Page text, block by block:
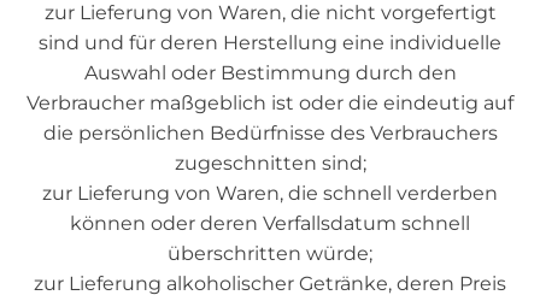
zur Lieferung von Waren, die nicht vorgefertigt
sind und für deren Herstellung eine individuelle
Auswahl oder Bestimmung durch den
Verbraucher maßgeblich ist oder die eindeutig auf
die persönlichen Bedürfnisse des Verbrauchers
zugeschnitten sind;
zur Lieferung von Waren, die schnell verderben
können oder deren Verfallsdatum schnell
überschritten würde;
zur Lieferung alkoholischer Getränke, deren Preis